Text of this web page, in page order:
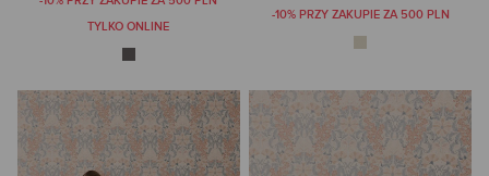
TYLKO ONLINE
-10% PRZY ZAKUPIE ZA 500 PLN